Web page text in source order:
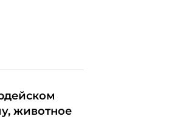
животное